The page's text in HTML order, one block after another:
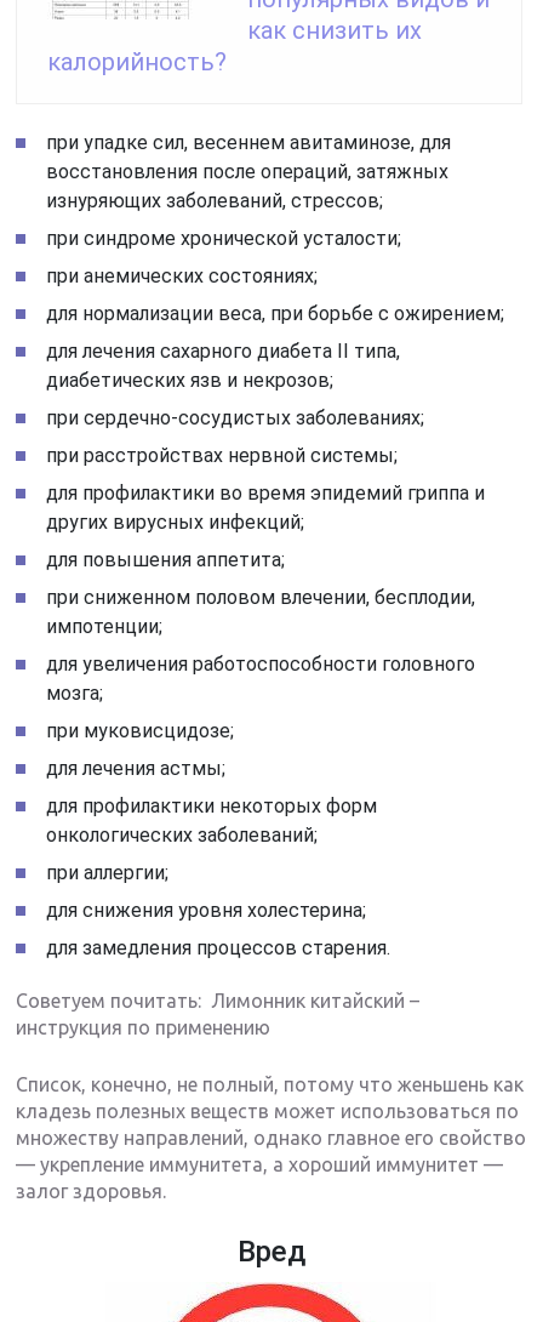
как снизить их
калорийность?
при упадке сил, весеннем авитаминозе, для
восстановления после операций, затяжных
изнуряющих заболеваний, стрессов;
при синдроме хронической усталости;
при анемических состояниях;
для нормализации веса, при борьбе с ожирением;
для лечения сахарного диабета II типа,
диабетических язв и некрозов;
при сердечно-сосудистых заболеваниях;
при расстройствах нервной системы;
для профилактики во время эпидемий гриппа и
других вирусных инфекций;
для повышения аппетита;
при сниженном половом влечении, бесплодии,
импотенции;
для увеличения работоспособности головного
мозга;
при муковисцидозе;
для лечения астмы;
для профилактики некоторых форм
онкологических заболеваний;
при аллергии;
для снижения уровня холестерина;
для замедления процессов старения.
Советуем почитать: Лимонник китайский –
инструкция по применению
Список, конечно, не полный, потому что женьшень как
кладезь полезных веществ может использоваться по
множеству направлений, однако главное его свойство
— укрепление иммунитета, а хороший иммунитет —
залог здоровья.
Вред